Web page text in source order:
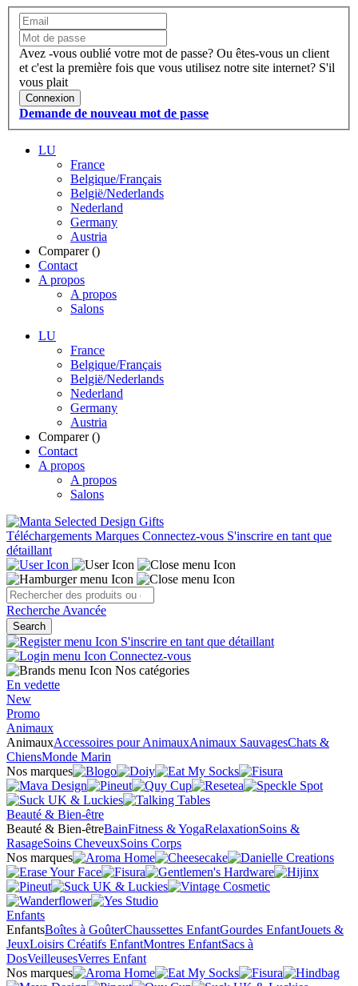
Avez -vous oublié votre mot de passe? Ou êtes-vous un client
et c'est la première fois que vous utilisez notre site internet? S'il
vous plait
Connexion
Demande de nouveau mot de passe
LU
France
Belgique/Français
België/Nederlands
Nederland
Germany
Austria
Comparer ()
Contact
A propos
A propos
Salons
LU
France
Belgique/Français
België/Nederlands
Nederland
Germany
Austria
Comparer ()
Contact
A propos
A propos
Salons
Téléchargements Marques Connectez-vous S'inscrire en tant que
détaillant
Recherche Avancée
Search
S'inscrire en tant que détaillant
Connectez-vous
Nos catégories
En vedette
New
Promo
Animaux
AnimauxAccessoires pour AnimauxAnimaux SauvagesChats &
ChiensMonde Marin
Nos marques
Beauté & Bien-être
Beauté & Bien-êtreBainFitness & YogaRelaxationSoins &
RasageSoins CheveuxSoins Corps
Nos marques
Enfants
EnfantsBoîtes à GoûterChaussettes EnfantGourdes EnfantJouets &
JeuxLoisirs Créatifs EnfantMontres EnfantSacs à
DosVeilleusesVerres Enfant
Nos marques